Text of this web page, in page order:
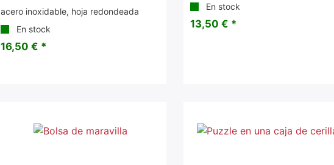
acero inoxidable, hoja redondeada
En stock
16,50 € *
En stock
13,50 € *